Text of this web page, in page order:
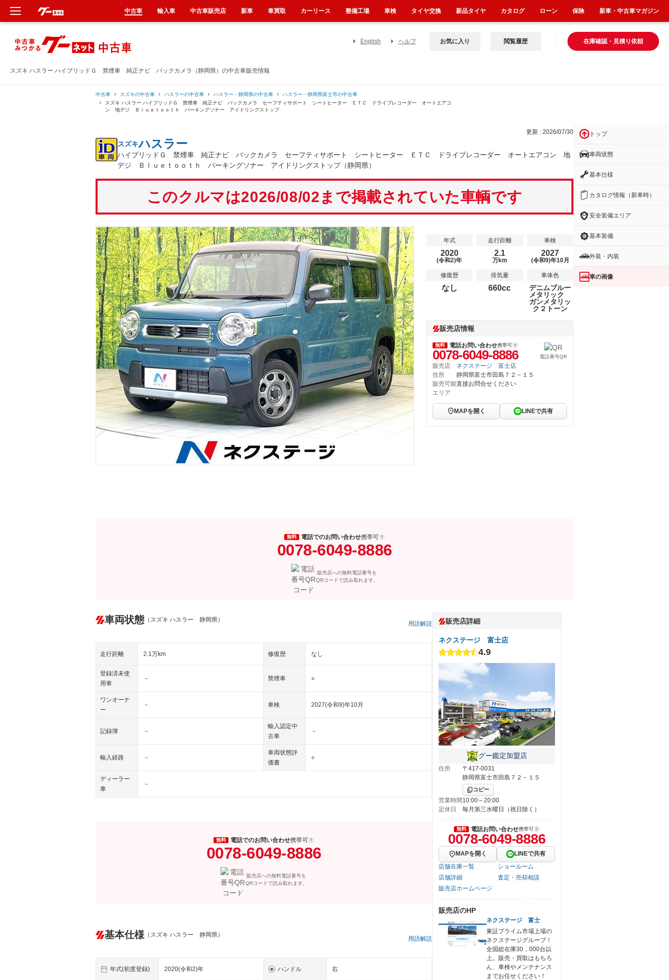
スズキ ハスラー ハイブリッドＧ 禁煙車 純正ナビ バックカメラ（静岡県）の中古車販売情報
English ヘルプ 在庫確認・見積り依頼
お気に入り 閲覧履歴
中古車 スズキの中古車 ハスラーの中古車 ハスラー・静岡県の中古車
ハスラー・静岡県富士市の中古車
スズキ ハスラー ハイブリッドＧ 禁煙車 純正ナビ バックカメラ セーフティサポート シートヒーター ＥＴＣ ドライブレコーダー オートエアコ
ン 地デジ Ｂｌｕｅｔｏｏｔｈ パーキングソナー アイドリングストップ
更新 : 2026/07/30
スズキハスラー
ハイブリッドＧ 禁煙車 純正ナビ バックカメラ セーフティサポート シートヒーター ＥＴＣ ドライブレコーダー オートエアコン 地
デジ Ｂｌｕｅｔｏｏｔｈ パーキングソナー アイドリングストップ（静岡県）
このクルマは2026/08/02まで掲載されていた車輌です
年式
2020
(令和2)年
走行距離
2.1
万km
車検
2027
(令和9)年10月
修復歴
なし
排気量
660cc
車体色
デニムブルー
メタリック
ガンメタリッ
ク２トーン
販売店情報
無料 電話お問い合わせ携帯可
0078-6049-8886 電話番号QR
販売店
ネクステージ 富士店
住所
静岡県富士市田島７２－１５
販売可能
エリア
直接お問合せください
MAPを開く LINEで共有
無料 電話でのお問い合わせ携帯可
0078-6049-8886
販売店への無料電話番号を
QRコードで読み取れます。
車両状態 （スズキ ハスラー 静岡県）
用語解説
走行距離 2.1万km 修復歴 なし
登録済未使
用車
－ 禁煙車 ○
ワンオーナ
ー
－ 車検 2027(令和9)年10月
記録簿 －
輸入認定中
古車
－
輸入経路 －
車両状態評
価書
○
ディーラー
車
－
無料 電話でのお問い合わせ携帯可
0078-6049-8886
販売店への無料電話番号を
QRコードで読み取れます。
基本仕様 （スズキ ハスラー 静岡県）
用語解説
年式(初度登録) 2020(令和2)年 ハンドル 右
販売店詳細
ネクステージ 富士店
4.9
グー鑑定加盟店
住所
〒417-0031
静岡県富士市田島７２－１５
コピー
営業時間10:00～20:00
定休日
毎月第三水曜日（祝日除く）
無料 電話お問い合わせ携帯可
0078-6049-8886
MAPを開く
LINEで共有
店舗在庫一覧
ショールーム
店舗詳細
査定・売却相談
販売店ホームページ
販売店のHP
ネクステージ 富士
東証プライム市場上場の
ネクステージグループ！
全国総在庫30，000台以
上。販売・買取はもちろ
ん、車検やメンテナンス
までお任せください！
トップ
車両状態
基本仕様
カタログ情報（新車時）
安全装備エリア
基本装備
外装・内装
車の画像
中古車 輸入車 中古車販売店 新車 車買取 カーリース 整備工場 車検 タイヤ交換 新品タイヤ カタログ ローン 保険 新車・中古車マガジン
新車
中古車